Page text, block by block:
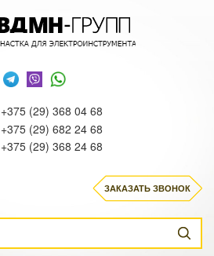
+375 (29) 368 04 68
+375 (29) 682 24 68
+375 (29) 368 24 68
ЗАКАЗАТЬ ЗВОНОК